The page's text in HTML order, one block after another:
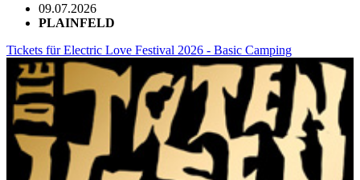
09.07.2026
PLAINFELD
Tickets für Electric Love Festival 2026 - Basic Camping